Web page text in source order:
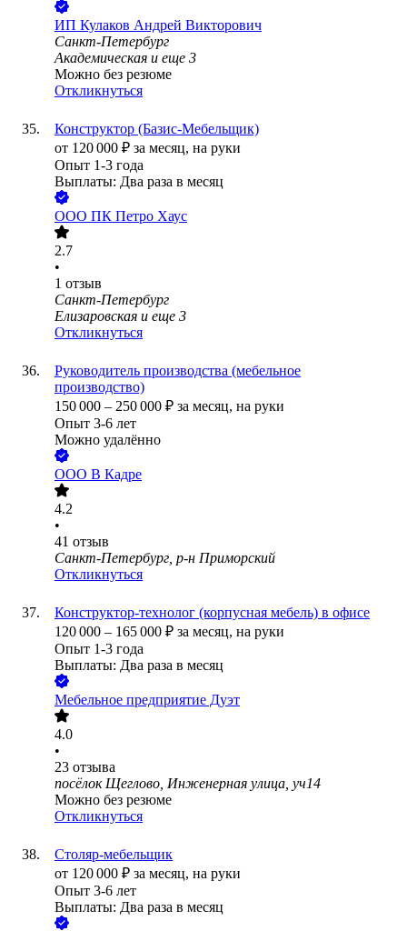
ИП Кулаков Андрей Викторович
Санкт-Петербург
Академическая и еще 3
Можно без резюме
Откликнуться
Конструктор (Базис-Мебельщик)
от 120 000 ₽ за месяц, на руки
Опыт 1-3 года
Выплаты: Два раза в месяц
ООО ПК Петро Хаус
2.7
•
1 отзыв
Санкт-Петербург
Елизаровская и еще 3
Откликнуться
Руководитель производства (мебельное
производство)
150 000 – 250 000 ₽ за месяц, на руки
Опыт 3-6 лет
Можно удалённо
ООО В Кадре
4.2
•
41 отзыв
Санкт-Петербург, р-н Приморский
Откликнуться
Конструктор-технолог (корпусная мебель) в офисе
120 000 – 165 000 ₽ за месяц, на руки
Опыт 1-3 года
Выплаты: Два раза в месяц
Мебельное предприятие Дуэт
4.0
•
23 отзыва
посёлок Щеглово, Инженерная улица, уч14
Можно без резюме
Откликнуться
Столяр-мебельщик
от 120 000 ₽ за месяц, на руки
Опыт 3-6 лет
Выплаты: Два раза в месяц